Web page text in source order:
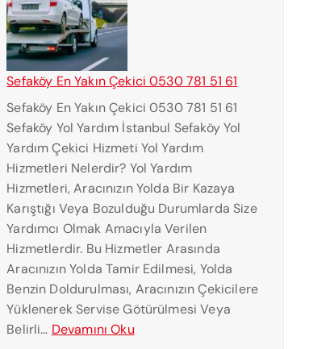
0
7
1
1
6
1
A
L
I
E
N
Y
A
K
I
N
Ç
E
K
I
C
I
0
Sefaköy En Yakın Çekici 0530 781 51 61
Sefaköy En Yakın Çekici 0530 781 51 61
Sefaköy Yol Yardım İstanbul Sefaköy Yol
Yardım Çekici Hizmeti Yol Yardım
Hizmetleri Nelerdir? Yol Yardım
Hizmetleri, Aracınızın Yolda Bir Kazaya
Karıştığı Veya Bozulduğu Durumlarda Size
Yardımcı Olmak Amacıyla Verilen
Hizmetlerdir. Bu Hizmetler Arasında
Aracınızın Yolda Tamir Edilmesi, Yolda
Benzin Doldurulması, Aracınızın Çekicilere
Yüklenerek Servise Götürülmesi Veya
Belirli… Devamını Oku: